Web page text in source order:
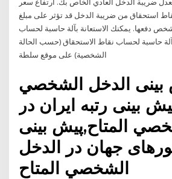
استحقاق من ضريبة الدخل قد تؤثر على مبلغ
دفعها. يمكنك الاستعانة بآلة حاسبة لحساب
حاسبة لحساب نقاط الاستحقاق (حسب الحالة
الشخصية) على موقع سلطة
بینی الدخل الشخصي
بینی رتبه ایران در
المتاح,پیش بینی
جهان در الدخل
الشخصي المتاح